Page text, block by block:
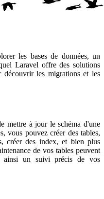
les bases de données, un
Laravel offre des solutions
découvrir les migrations et les
mettre à jour le schéma d'une
vous pouvez créer des tables,
créer des index, et bien plus
de vos tables peuvent
ainsi un suivi précis de vos